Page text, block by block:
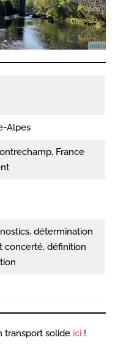
Alpes
France
détermination
concerté, définition
transport solide ici !